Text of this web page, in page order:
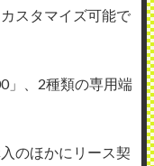
スタマイズ可能で
」、2種類の専用端
のほかにリース契